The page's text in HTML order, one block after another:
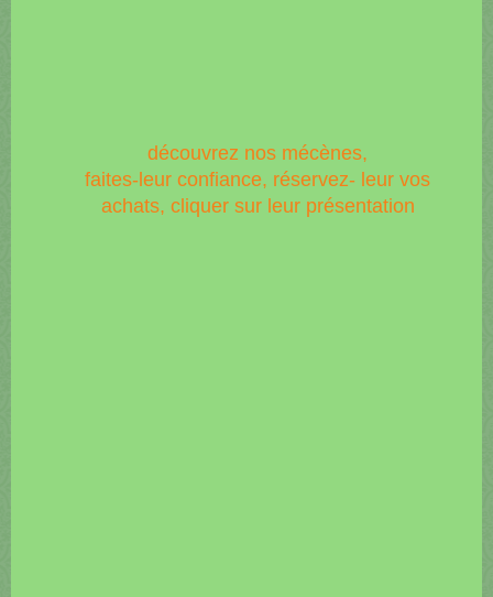
découvrez nos mécènes,
faites-leur confiance, réservez- leur vos
achats, cliquer sur leur présentation